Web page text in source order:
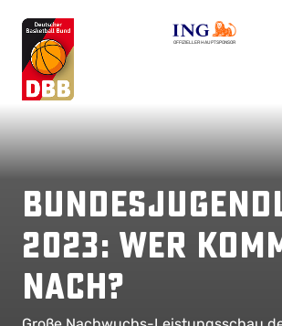
OFFIZIELLER HAUPTSPONSOR
2023: Wer
nach?